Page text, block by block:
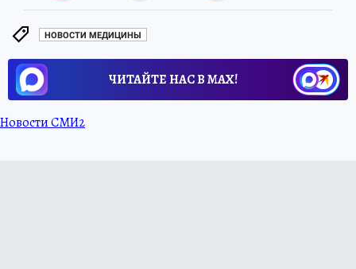
НОВОСТИ МЕДИЦИНЫ
ЧИТАЙТЕ НАС В МАХ!
Новости СМИ2